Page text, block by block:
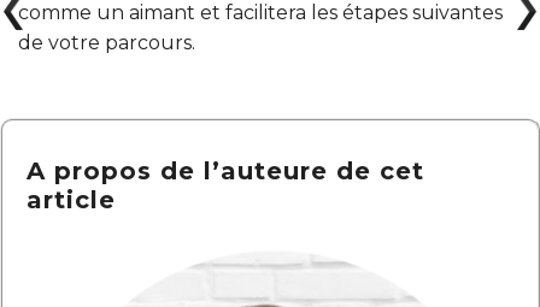
comme un aimant et facilitera les étapes suivantes
de votre parcours.
A propos de l’auteure de cet
article